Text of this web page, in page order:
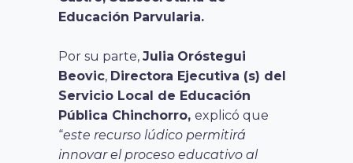
Educación Parvularia.
Por su parte, Julia Oróstegui
Beovic, Directora Ejecutiva (s) del
Servicio Local de Educación
Pública Chinchorro, explicó que
“este recurso lúdico permitirá
innovar el proceso educativo al